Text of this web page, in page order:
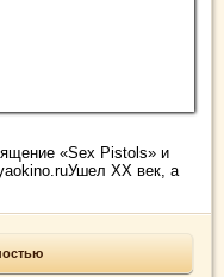
«Sex Pistols» и
XX век, а